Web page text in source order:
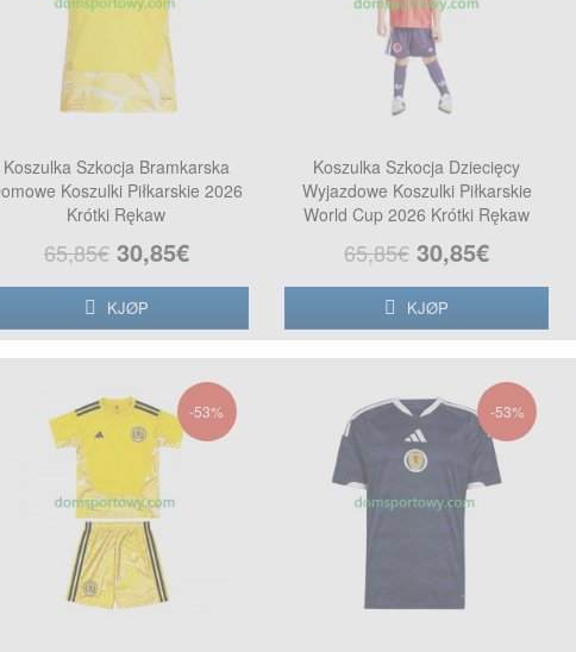
Koszulka Szkocja Bramkarska
Koszulki Piłkarskie 2026
Krótki Rękaw
65,85€ 30,85€
KJØP
Koszulka Szkocja Dziecięcy
Wyjazdowe Koszulki Piłkarskie
World Cup 2026 Krótki Rękaw
65,85€ 30,85€
KJØP
-53% -53%